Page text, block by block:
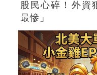
股民心碎！外資
最慘」